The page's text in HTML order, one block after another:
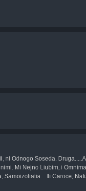
ni Odnogo Soseda.
Mi Nejno Liubim, i
Samoizoliatia....Ili Caroce,